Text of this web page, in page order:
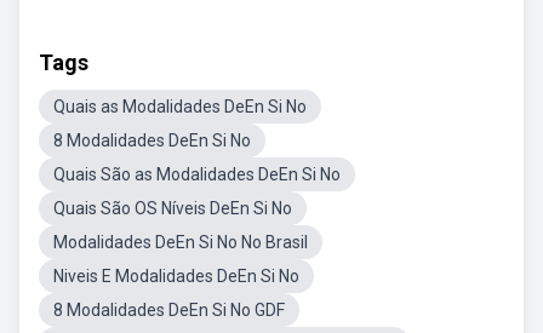
Tags
Quais as Modalidades DeEn Si No
8 Modalidades DeEn Si No
Quais São as Modalidades DeEn Si No
Quais São OS Níveis DeEn Si No
Modalidades DeEn Si No No Brasil
Niveis E Modalidades DeEn Si No
8 Modalidades DeEn Si No GDF